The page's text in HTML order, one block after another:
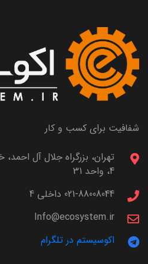
شفافیت برای کسب و کار
4، واحد 31
021-88008044 داخلی 4
Info@ecosystem.ir
اکوسیستم در تلگرام